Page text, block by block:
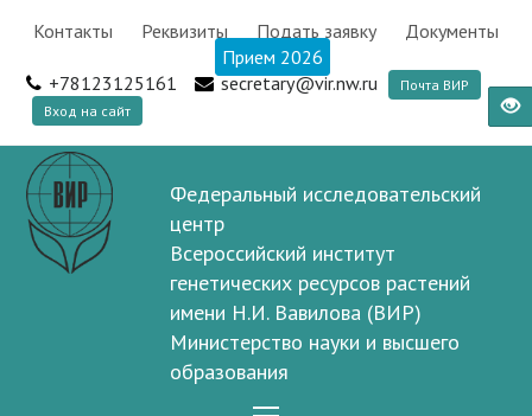
Контакты Реквизиты Подать заявку
Документы
Прием 2026
+78123125161
secretary@vir.nw.ru
Почта ВИР
Вход на сайт
Федеральный исследовательский
центр
Всероссийский институт
генетических ресурсов растений
имени Н.И. Вавилова (ВИР)
Министерство науки и высшего
образования